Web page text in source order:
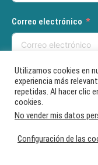
Correo electrónico
ENVIAR
Utilizamos cookies en
experiencia más
repetidas. Al hacer clic
cookies.
No vender mis datos
Configuración de las